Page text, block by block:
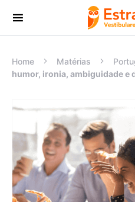
Procurar:
Home Matérias
humor, ironia, ambiguidade e